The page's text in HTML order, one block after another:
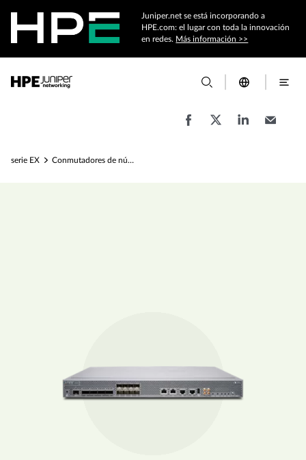
Juniper.net se está incorporando a
HPE.com: el lugar con toda la innovación
en redes. Más información >>
serie EX Conmutadores de núcleo y agregación EX9250